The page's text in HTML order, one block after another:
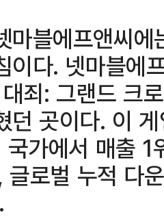
마블에프앤씨
이다. 넷마블에
죄: 그랜드 크
던 곳이다. 이
가에서 매출
글로벌 누적 다